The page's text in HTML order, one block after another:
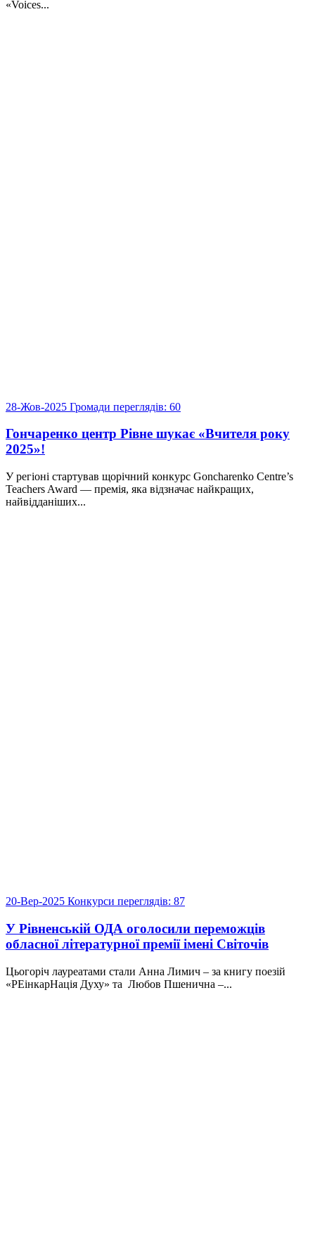
«Voices...
28-Жов-2025 Громади переглядів: 60
Гончаренко центр Рівне шукає «Вчителя року
2025»!
У регіоні стартував щорічний конкурс Goncharenko Centre’s
Teachers Award — премія, яка відзначає найкращих,
найвідданіших...
20-Вер-2025 Конкурси переглядів: 87
У Рівненській ОДА оголосили переможців
обласної літературної премії імені Світочів
Цьогоріч лауреатами стали Анна Лимич – за книгу поезій
«РЕінкарНація Духу» та Любов Пшенична –...